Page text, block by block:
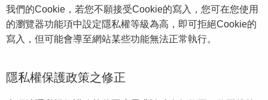
我們的Cookie，若您不願接受Cookie的寫入，您可在您使用
的瀏覽器功能項中設定隱私權等級為高，即可拒絕Cookie的
寫入，但可能會導至網站某些功能無法正常執行。
隱私權保護政策之修正